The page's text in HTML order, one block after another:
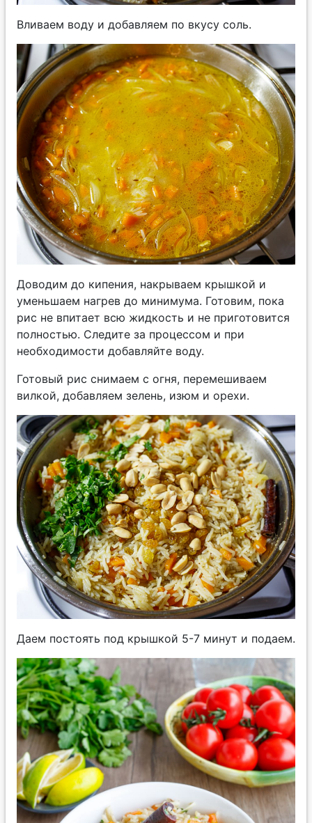
Вливаем воду и добавляем по вкусу соль.
Доводим до кипения, накрываем крышкой и
уменьшаем нагрев до минимума. Готовим, пока
рис не впитает всю жидкость и не приготовится
полностью. Следите за процессом и при
необходимости добавляйте воду.
Готовый рис снимаем с огня, перемешиваем
вилкой, добавляем зелень, изюм и орехи.
Даем постоять под крышкой 5-7 минут и подаем.